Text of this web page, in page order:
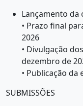
Lançamento da
• Prazo final
2026
• Divulgação
dezembro de
• Publicação da
SUBMISSÕES